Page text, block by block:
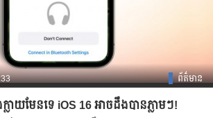
ព័ត៌មាន
លាយមែនទេ iOS 16 អាចដឹងបានភ្លាមៗ!